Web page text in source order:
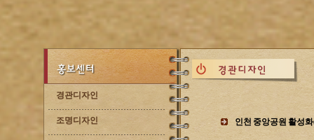
경관디자인
조명디자인 인천 중앙공원 활성